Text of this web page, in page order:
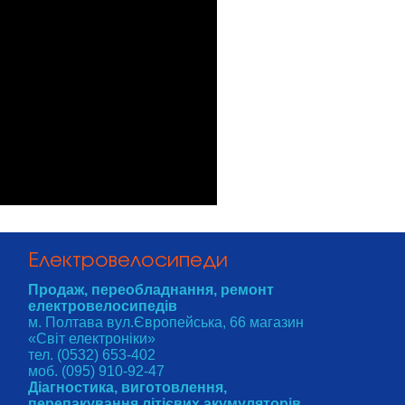
Електровелосипеди
Продаж, переобладнання, ремонт
електровелосипедів
м. Полтава вул.Європейська, 66 магазин
«Світ електроніки»
тел. (0532) 653-402
моб. (095) 910-92-47
Діагностика, виготовлення,